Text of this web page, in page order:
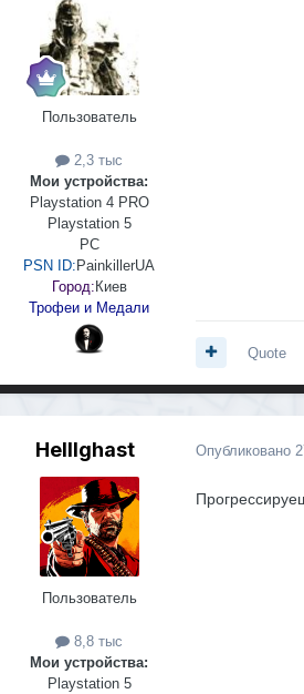
Пользователь
2,3 тыс
Мои устройства:
Playstation 4 PRO
Playstation 5
PC
PSN ID: PainkillerUA
Город: Киев
Трофеи и Медали
Quote
Helllghast
Пользователь
8,8 тыс
Мои устройства:
Playstation 5
Опубликовано